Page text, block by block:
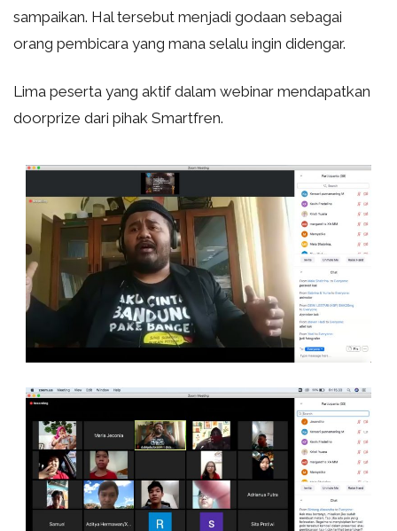
sampaikan. Hal tersebut menjadi godaan sebagai
orang pembicara yang mana selalu ingin didengar.
Lima peserta yang aktif dalam webinar mendapatkan
doorprize dari pihak Smartfren.